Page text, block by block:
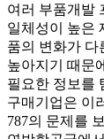
여러 부품개발
일체성이 높은
품의 변화가 다
높아지기 때문
필요한 정보를
구매기업은 이
787의 문제를